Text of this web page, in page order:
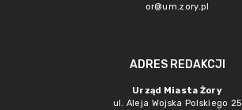
or@um.zory.pl
ADRES REDAKCJI
Urząd Miasta Żory
ul. Aleja Wojska Polskiego 25